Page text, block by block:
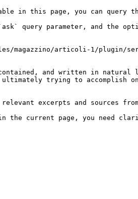
this page, you can query the
query parameter, and the
magazzino/articoli-1/plugin/
and written in natural
trying to accomplish
excerpts and sources
in the current page, you need